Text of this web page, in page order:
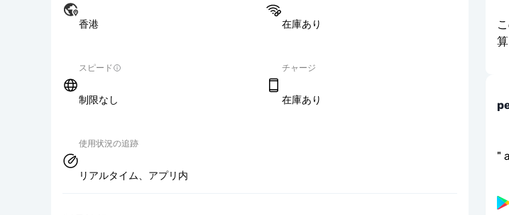
香港 在庫あり
スピード
制限なし
チャージ
在庫あり
使用状況の追跡
リアルタイム、アプリ内
"